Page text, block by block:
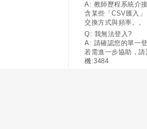
A: 教師歷程系統介
含某些「CSV匯入
交換方式與頻率。。
Q: 我無法登入?
A: 請確認您的單一
若需進一步協助，
機:3484